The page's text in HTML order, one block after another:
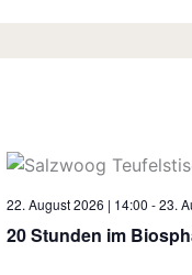
20 Stunden im
22. August 2026 | 14:00 -23.